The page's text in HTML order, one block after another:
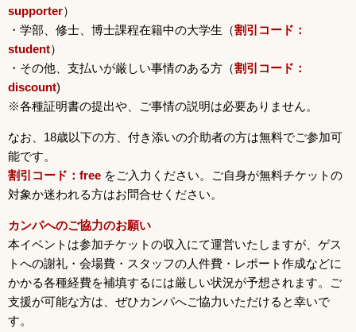
supporter）
・学部、修士、博士課程在籍中の大学生（割引コード：
student）
・その他、支払いが厳しい事情のある方（割引コード：
discount)
※各種証明書の提出や、ご事情の説明は必要ありません。
なお、18歳以下の方、付き添いの介助者の方は無料でご参加可
能です。
割引コード：free をご入力ください。ご自身が無料チケットの
対象か迷われる方はお問合せください。
カンパへのご協力のお願い
本イベントは参加チケットの収入にて運営いたしますが、ゲス
トへの謝礼・会場費・スタッフの人件費・レポート作成などに
かかる各種経費を補填するには厳しい状況が予想されます。ご
支援が可能な方は、ぜひカンパへご協力いただけると幸いで
す。